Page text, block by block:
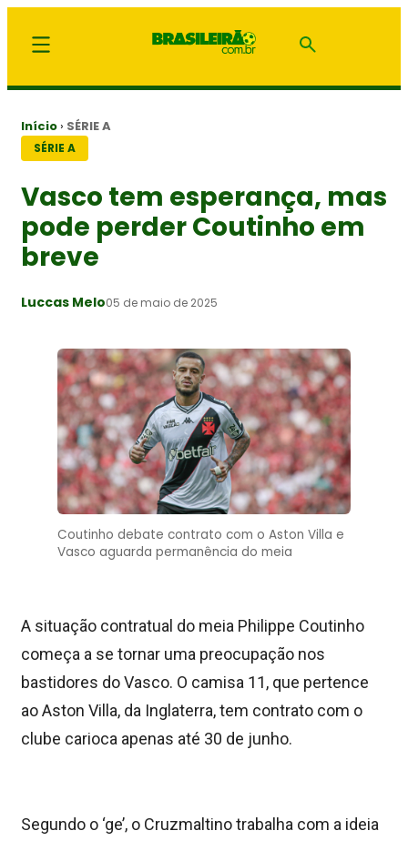
Início › SÉRIE A
SÉRIE A
Vasco tem esperança, mas
pode perder Coutinho em
breve
Luccas Melo05 de maio de 2025
Coutinho debate contrato com o Aston Villa e
Vasco aguarda permanência do meia
A situação contratual do meia Philippe Coutinho
começa a se tornar uma preocupação nos
bastidores do Vasco. O camisa 11, que pertence
ao Aston Villa, da Inglaterra, tem contrato com o
clube carioca apenas até 30 de junho.
Segundo o ‘ge’, o Cruzmaltino trabalha com a ideia